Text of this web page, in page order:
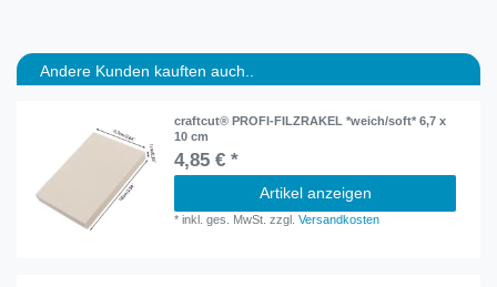
Andere Kunden kauften auch..
craftcut® PROFI-FILZRAKEL *weich/soft* 6,7 x
10 cm
4,85 € *
Artikel anzeigen
*inkl. ges. MwSt. zzgl.Versandkosten